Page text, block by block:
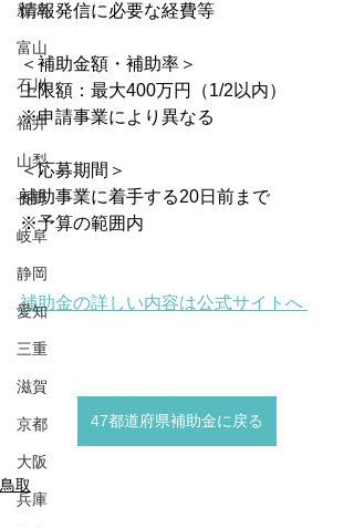
新潟
富山
石川
福井
山梨
長野
岐阜
静岡
愛知
三重
滋賀
京都
大阪
兵庫
情報発信に必要な経費等
＜補助金額・補助率＞
上限額：最大400万円（1/2以内）
※申請事業により異なる
＜応募期間＞
補助事業に着手する20日前まで
※予算の範囲内
補助金の詳しい内容は公式サイトへ
47都道府県補助金に戻る
鳥取